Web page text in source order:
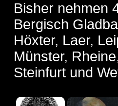
Bisher nehmen
Bergisch
Höxter, Laer,
Münster,
Steinfurt und